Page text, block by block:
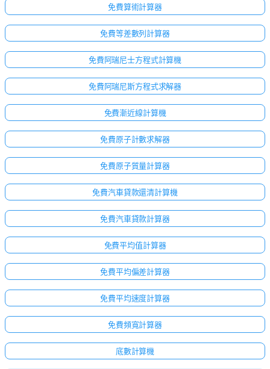
免費算術計算器
免費等差數列計算器
免費阿瑞尼士方程式計算機
免費阿瑞尼斯方程式求解器
免費漸近線計算機
免費原子計數求解器
免費原子質量計算器
免費汽車貸款還清計算機
免費汽車貸款計算器
免費平均值計算器
免費平均偏差計算器
免費平均速度計算器
免費頻寬計算器
底數計算機